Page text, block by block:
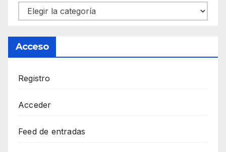
Categorías
Acceso
Registro
Acceder
Feed de entradas